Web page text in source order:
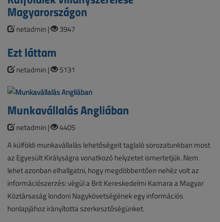
Magyarországon
netadmin | 3947
Ezt láttam
netadmin | 5131
Munkavállalás Angliában
netadmin |
4405
A külföldi munkavállalás lehetőségeit taglaló sorozatunkban most
az Egyesült Királyságra vonatkozó helyzetet ismertetjük. Nem
lehet azonban elhallgatni, hogy megdöbbentően nehéz volt az
információszerzés: végül a Brit Kereskedelmi Kamara a Magyar
Köztársaság londoni Nagykövetségének egy információs
honlapjához irányította szerkesztőségünket.